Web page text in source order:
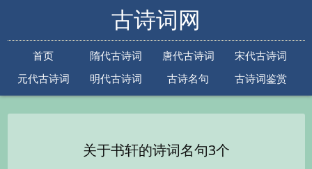
古诗词网
首页 隋代古诗词 唐代古诗词
宋代古诗词
元代古诗词
明代古诗词 古诗名句
古诗词鉴赏
关于书轩的诗词名句3个